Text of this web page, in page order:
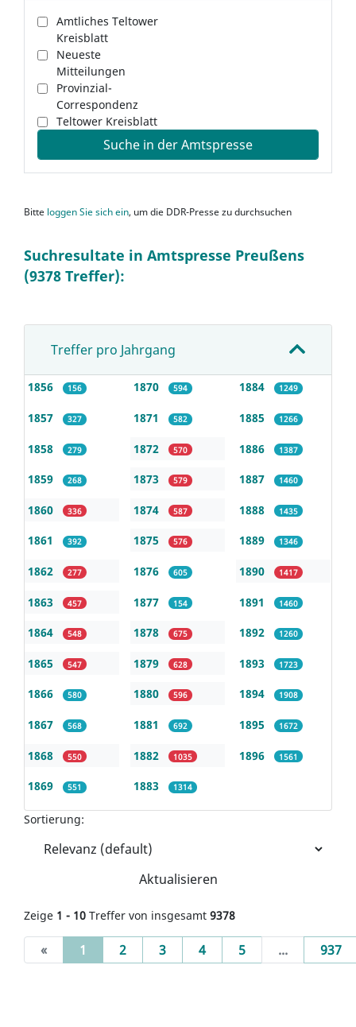
Amtliches Teltower
Kreisblatt
Neueste
Mitteilungen
Provinzial-
Correspondenz
Teltower Kreisblatt
Suche in der Amtspresse
Bitte loggen Sie sich ein, um die DDR-Presse zu durchsuchen
Suchresultate in Amtspresse Preußens
(9378 Treffer):
Treffer pro Jahrgang
1856 156
1857 327
1858 279
1859 268
1860 336
1861 392
1862 277
1863 457
1864 548
1865 547
1866 580
1867 568
1868 550
1869 551
1870 594
1871 582
1872 570
1873 579
1874 587
1875 576
1876 605
1877 154
1878 675
1879 628
1880 596
1881 692
1882 1035
1883 1314
1884 1249
1885 1266
1886 1387
1887 1460
1888 1435
1889 1346
1890 1417
1891 1460
1892 1260
1893 1723
1894 1908
1895 1672
1896 1561
Sortierung:
Aktualisieren
Zeige 1 - 10 Treffer von insgesamt 9378
« 1 (current)
2 3 4 5 ... 937